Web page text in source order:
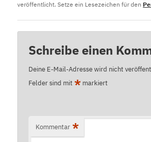
veröffentlicht. Setze ein Lesezeichen für den
Schreibe einen
Deine E-Mail-Adresse wird nicht
Felder sind mit* markiert
Kommentar *